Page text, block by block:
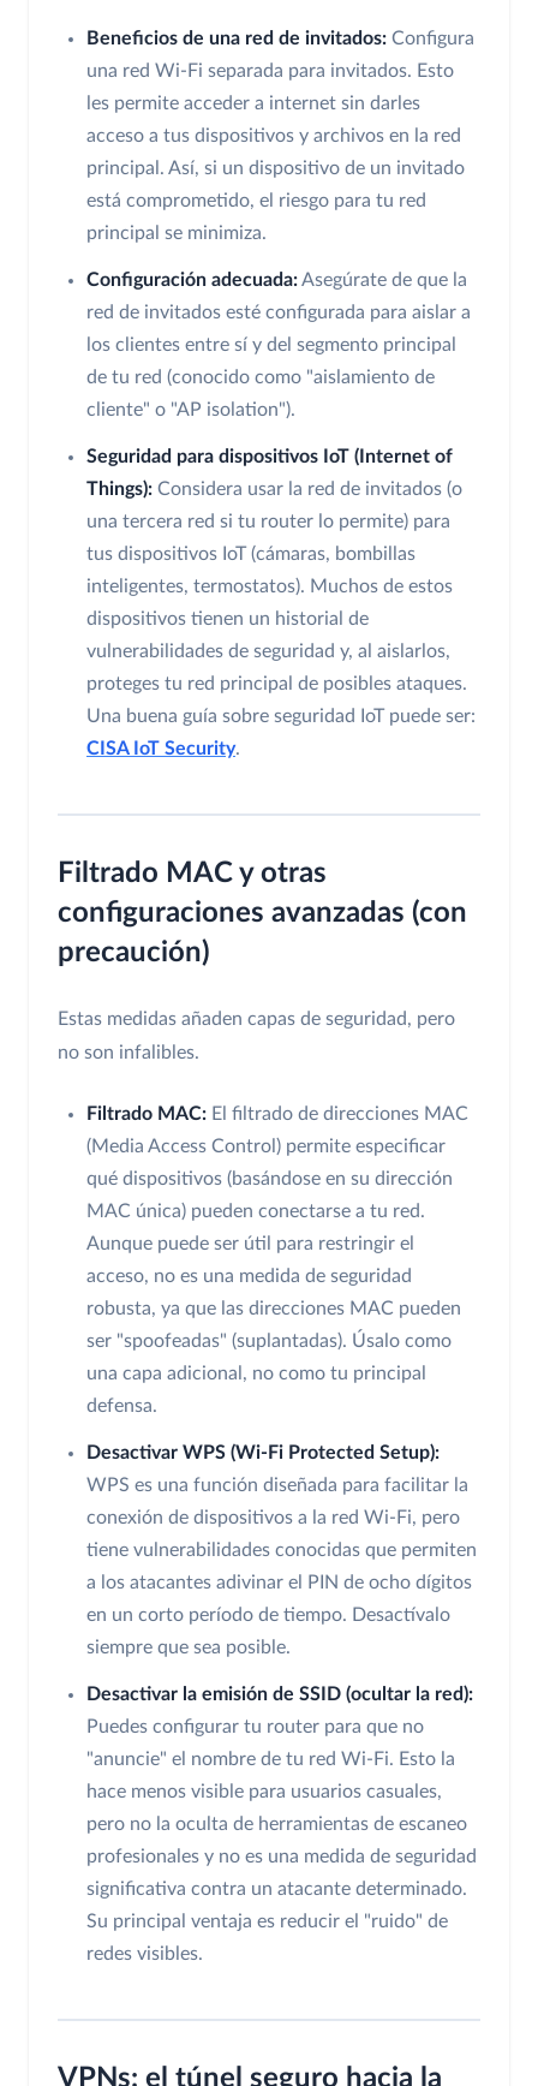
Beneficios de una red de invitados: Configura
una red Wi-Fi separada para invitados. Esto
les permite acceder a internet sin darles
acceso a tus dispositivos y archivos en la red
principal. Así, si un dispositivo de un invitado
está comprometido, el riesgo para tu red
principal se minimiza.
Configuración adecuada:Asegúrate de que la
red de invitados esté configurada para aislar a
los clientes entre sí y del segmento principal
de tu red (conocido como "aislamiento de
cliente" o "AP isolation").
Seguridad para dispositivos IoT (Internet of
Things): Considera usar la red de invitados (o
una tercera red si tu router lo permite) para
tus dispositivos IoT (cámaras, bombillas
inteligentes, termostatos). Muchos de estos
dispositivos tienen un historial de
vulnerabilidades de seguridad y, al aislarlos,
proteges tu red principal de posibles ataques.
Una buena guía sobre seguridad IoT puede ser:
CISA IoT Security.
Filtrado MAC y otras
configuraciones avanzadas (con
precaución)
Estas medidas añaden capas de seguridad, pero
no son infalibles.
Filtrado MAC: El filtrado de direcciones MAC
(Media Access Control) permite especificar
qué dispositivos (basándose en su dirección
MAC única) pueden conectarse a tu red.
Aunque puede ser útil para restringir el
acceso, no es una medida de seguridad
robusta, ya que las direcciones MAC pueden
ser "spoofeadas" (suplantadas). Úsalo como
una capa adicional, no como tu principal
defensa.
Desactivar WPS (Wi-Fi Protected Setup):
WPS es una función diseñada para facilitar la
conexión de dispositivos a la red Wi-Fi, pero
tiene vulnerabilidades conocidas que permiten
a los atacantes adivinar el PIN de ocho dígitos
en un corto período de tiempo. Desactívalo
siempre que sea posible.
Desactivar la emisión de SSID (ocultar la red):
Puedes configurar tu router para que no
"anuncie" el nombre de tu red Wi-Fi. Esto la
hace menos visible para usuarios casuales,
pero no la oculta de herramientas de escaneo
profesionales y no es una medida de seguridad
significativa contra un atacante determinado.
Su principal ventaja es reducir el "ruido" de
redes visibles.
VPNs: el túnel seguro hacia la